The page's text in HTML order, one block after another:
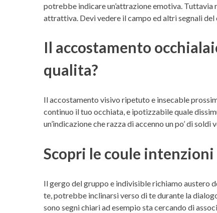
potrebbe indicare un’attrazione emotiva.
attrattiva. Devi vedere il campo ed altri segnali del
Il accostamento
qualita?
Il accostamento visivo ripetuto e insecable
continuo il tuo occhiata, e ipotizzabile quale
un’indicazione che razza di accenno un po’ di soldi
Scopri le coule
Il gergo del gruppo e indivisible richiamo austero
te, potrebbe inclinarsi verso di te durante la
sono segni chiari ad esempio sta cercando di